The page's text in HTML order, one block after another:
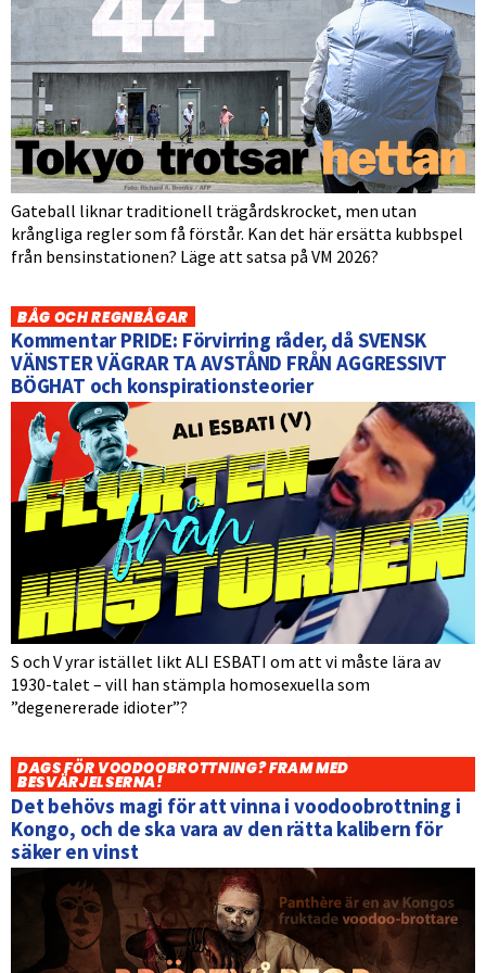
Gateball liknar traditionell trägårdskrocket, men utan
krångliga regler som få förstår. Kan det här ersätta kubbspel
från bensinstationen? Läge att satsa på VM 2026?
BÅG OCH REGNBÅGAR
Kommentar PRIDE: Förvirring råder, då SVENSK
VÄNSTER VÄGRAR TA AVSTÅND FRÅN AGGRESSIVT
BÖGHAT och konspirationsteorier
S och V yrar istället likt ALI ESBATI om att vi måste lära av
1930-talet – vill han stämpla homosexuella som
”degenererade idioter”?
DAGS FÖR VOODOOBROTTNING? FRAM MED
BESVÄRJELSERNA!
Det behövs magi för att vinna i voodoobrottning i
Kongo, och de ska vara av den rätta kalibern för
säker en vinst